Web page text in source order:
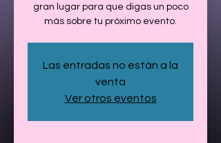
gran lugar para que digas un poco
más sobre tu próximo evento.
Las entradas no están a la
venta
Ver otros eventos